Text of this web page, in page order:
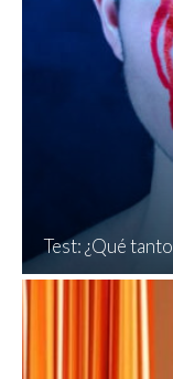
Test: ¿Qué